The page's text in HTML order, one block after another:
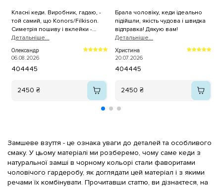
Класні кеди. Виробник, гадаю, -
той самий, що Konors/Filkison.
Симетрія пошиву і вклейки -
ідеальна, 100% повномірні. Лише
устілки раджу одразу замінити на
анатомічні/пружні/меморі.
Детальнiше...
Олександр
06.08.2026
404445
2450 ₴
Брала чоловіку, кеди ідеально
підійшли, якість чудова і швидка
відправка! Дякую вам!
Детальнiше...
Христина
20.07.2026
404445
2450 ₴
Замшеве взуття - це ознака уваги до деталей та особливого
смаку. У цьому матеріалі ми розберемо, чому саме кеди з
натуральної замші в чорному кольорі стали фаворитами
чоловічого гардеробу, як доглядати цей матеріал і з якими
речами їх комбінувати. Прочитавши статтю, ви дізнаєтеся, на